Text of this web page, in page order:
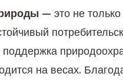
— это не
на весах.